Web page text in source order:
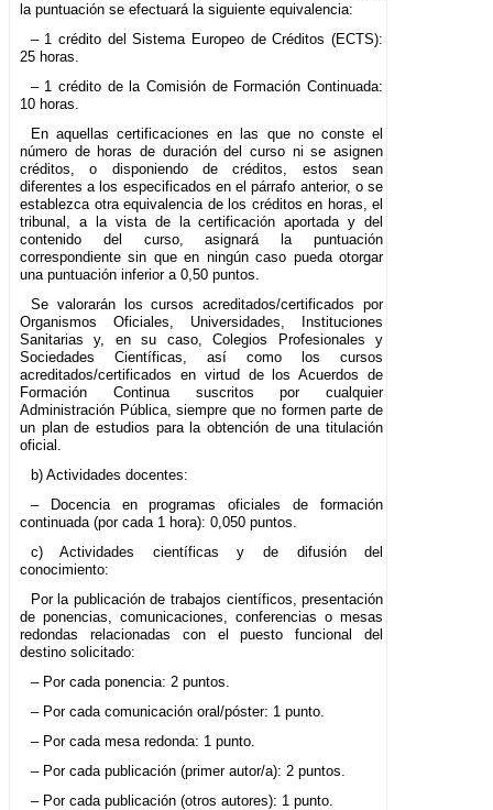
la puntuación se efectuará la siguiente equivalencia:
– 1 crédito del Sistema Europeo de Créditos (ECTS):
25 horas.
– 1 crédito de la Comisión de Formación Continuada:
10 horas.
En aquellas certificaciones en las que no conste el
número de horas de duración del curso ni se asignen
créditos, o disponiendo de créditos, estos sean
diferentes a los especificados en el párrafo anterior, o se
establezca otra equivalencia de los créditos en horas, el
tribunal, a la vista de la certificación aportada y del
contenido del curso, asignará la puntuación
correspondiente sin que en ningún caso pueda otorgar
una puntuación inferior a 0,50 puntos.
Se valorarán los cursos acreditados/certificados por
Organismos Oficiales, Universidades, Instituciones
Sanitarias y, en su caso, Colegios Profesionales y
Sociedades Científicas, así como los cursos
acreditados/certificados en virtud de los Acuerdos de
Formación Continua suscritos por cualquier
Administración Pública, siempre que no formen parte de
un plan de estudios para la obtención de una titulación
oficial.
b) Actividades docentes:
– Docencia en programas oficiales de formación
continuada (por cada 1 hora): 0,050 puntos.
c) Actividades científicas y de difusión del
conocimiento:
Por la publicación de trabajos científicos, presentación
de ponencias, comunicaciones, conferencias o mesas
redondas relacionadas con el puesto funcional del
destino solicitado:
– Por cada ponencia: 2 puntos.
– Por cada comunicación oral/póster: 1 punto.
– Por cada mesa redonda: 1 punto.
– Por cada publicación (primer autor/a): 2 puntos.
– Por cada publicación (otros autores): 1 punto.